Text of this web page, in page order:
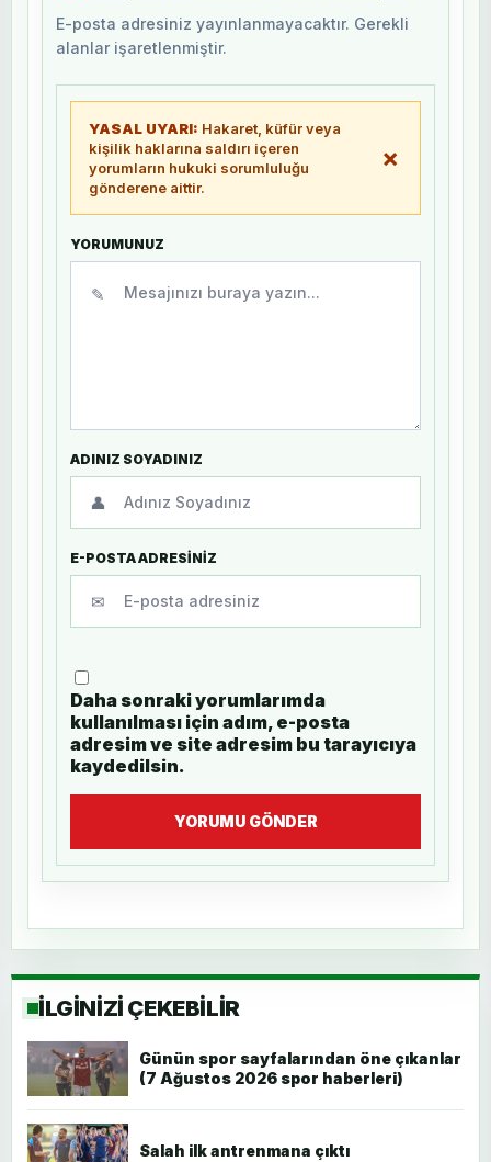
E-posta adresiniz yayınlanmayacaktır. Gerekli
alanlar işaretlenmiştir.
YASAL UYARI: Hakaret, küfür veya
kişilik haklarına saldırı içeren
yorumların hukuki sorumluluğu
gönderene aittir.
×
YORUMUNUZ
✎
ADINIZ SOYADINIZ
👤
E-POSTA ADRESİNİZ
✉
Daha sonraki yorumlarımda
kullanılması için adım, e-posta
adresim ve site adresim bu tarayıcıya
kaydedilsin.
YORUMU GÖNDER
İLGİNİZİ ÇEKEBİLİR
Günün spor sayfalarından öne çıkanlar
(7 Ağustos 2026 spor haberleri)
Salah ilk antrenmana çıktı